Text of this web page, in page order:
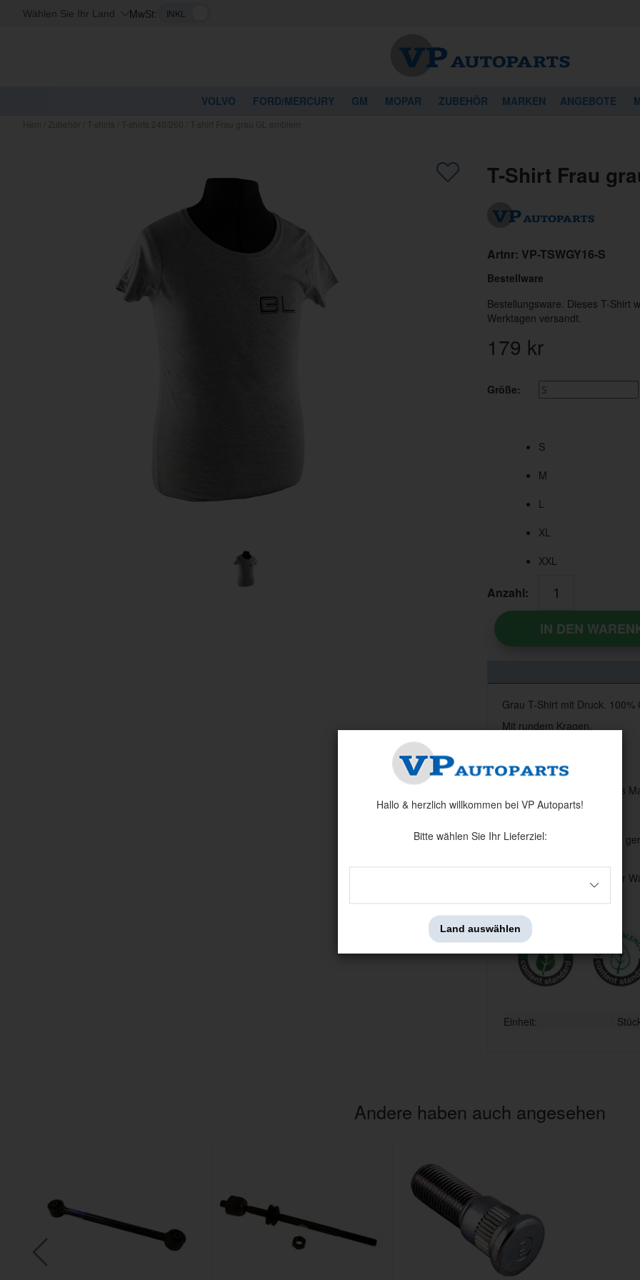
Wählen Sie Ihr Land MwSt:
VOLVO FORD/MERCURY GM MOPAR ZUBEHÖR MARKEN ANGEBOTE
T-Shirt Frau
Artnr: VP-TSWGY16-S
Bestellware
Bestellungsware. Dieses T-Shirt
Werktagen versandt.
179 kr
Größe:
S
M
L
XL
XXL
Anzahl:
IN DEN
Grau T-Shirt mit Druck.
Mit rundem Kragen.
30 Grad Celsius
Trockner nur bei
Nur bei geringer
Einheit:
Andere haben auch angesehen
Hallo & herzlich willkommen bei VP Autoparts!
Bitte wählen Sie Ihr Lieferziel:
Land auswählen